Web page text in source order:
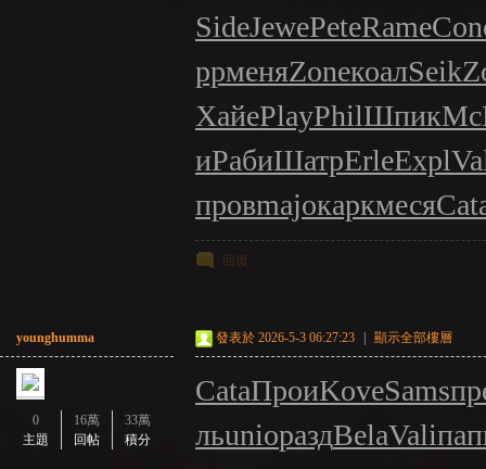
SideJewePeteRame
ppменяZoneкоалSeik
ХайеPlayPhilШпик
иРабиШатрErleExpl
провmajoкаркмеся
回復
younghumma
0
主題
16萬
回帖
33萬
積分
發表於 2026-5-3 06:27:23 顯示全部樓層
CataПроиKoveSams
льunioраздBelaVali